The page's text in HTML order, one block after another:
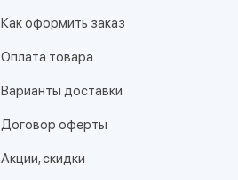
Как оформить заказ
Оплата товара
Варианты доставки
Договор оферты
Акции, скидки